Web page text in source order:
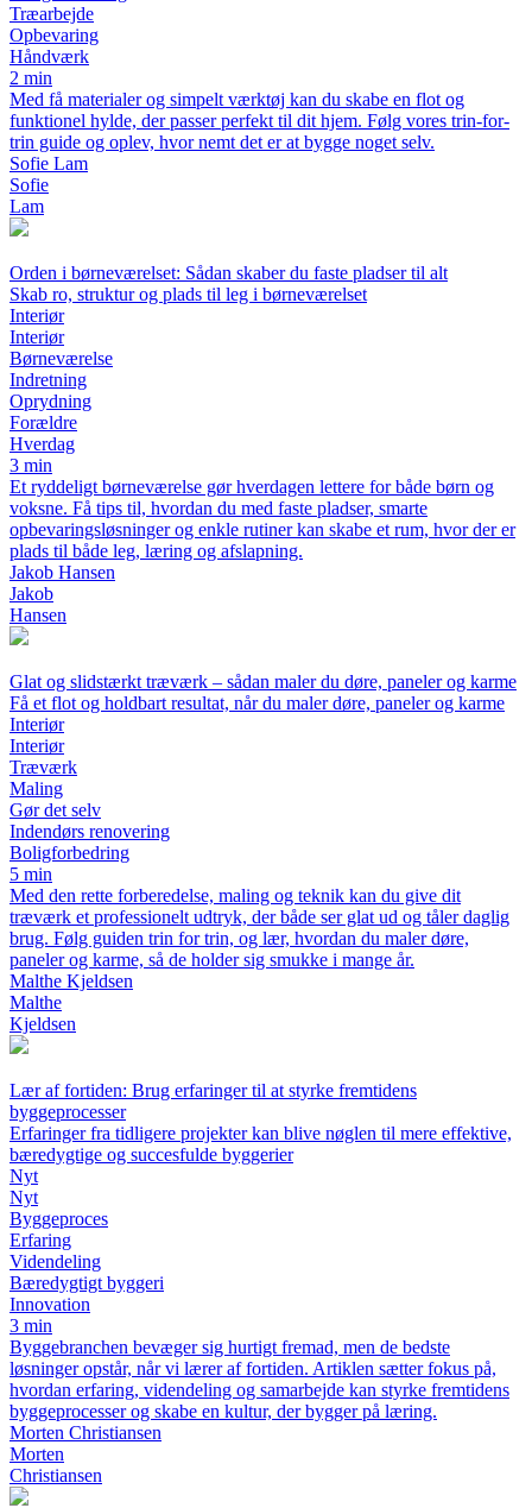
Træarbejde
Opbevaring
Håndværk
2 min
Med få materialer og simpelt værktøj kan du skabe en flot og
funktionel hylde, der passer perfekt til dit hjem. Følg vores trin-for-
trin guide og oplev, hvor nemt det er at bygge noget selv.
Sofie Lam
Sofie
Lam
Orden i børneværelset: Sådan skaber du faste pladser til alt
Skab ro, struktur og plads til leg i børneværelset
Interiør
Interiør
Børneværelse
Indretning
Oprydning
Forældre
Hverdag
3 min
Et ryddeligt børneværelse gør hverdagen lettere for både børn og
voksne. Få tips til, hvordan du med faste pladser, smarte
opbevaringsløsninger og enkle rutiner kan skabe et rum, hvor der er
plads til både leg, læring og afslapning.
Jakob Hansen
Jakob
Hansen
Glat og slidstærkt træværk – sådan maler du døre, paneler og karme
Få et flot og holdbart resultat, når du maler døre, paneler og karme
Interiør
Interiør
Træværk
Maling
Gør det selv
Indendørs renovering
Boligforbedring
5 min
Med den rette forberedelse, maling og teknik kan du give dit
træværk et professionelt udtryk, der både ser glat ud og tåler daglig
brug. Følg guiden trin for trin, og lær, hvordan du maler døre,
paneler og karme, så de holder sig smukke i mange år.
Malthe Kjeldsen
Malthe
Kjeldsen
Lær af fortiden: Brug erfaringer til at styrke fremtidens
byggeprocesser
Erfaringer fra tidligere projekter kan blive nøglen til mere effektive,
bæredygtige og succesfulde byggerier
Nyt
Nyt
Byggeproces
Erfaring
Videndeling
Bæredygtigt byggeri
Innovation
3 min
Byggebranchen bevæger sig hurtigt fremad, men de bedste
løsninger opstår, når vi lærer af fortiden. Artiklen sætter fokus på,
hvordan erfaring, videndeling og samarbejde kan styrke fremtidens
byggeprocesser og skabe en kultur, der bygger på læring.
Morten Christiansen
Morten
Christiansen